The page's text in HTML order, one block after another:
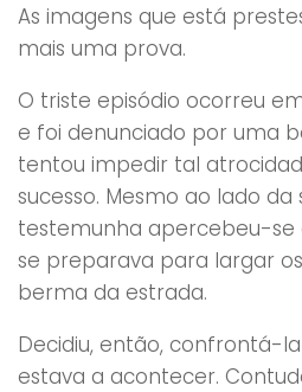
As imagens que está
mais uma prova.
O triste episódio ocorreu
e foi denunciado por uma
tentou impedir tal
sucesso. Mesmo ao lado da
testemunha apercebeu-se
se preparava para largar
berma da estrada.
Decidiu, então, confrontá-
estava a acontecer.